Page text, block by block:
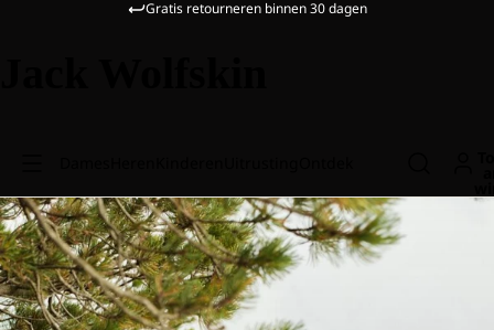
Gratis retourneren binnen 30 dagen